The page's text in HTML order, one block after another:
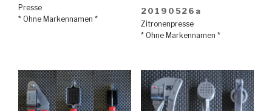
Presse
* Ohne Markennamen *
20190526a
Zitronenpresse
* Ohne Markennamen *